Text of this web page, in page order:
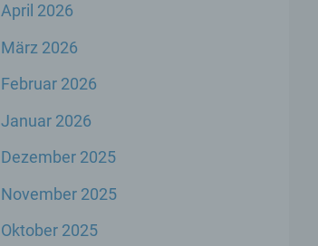
April 2026
März 2026
Februar 2026
Januar 2026
Dezember 2025
November 2025
Oktober 2025